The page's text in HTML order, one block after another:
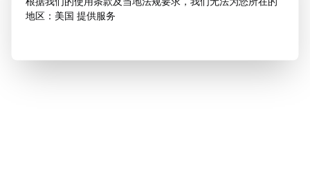
地区：美国 提供服务